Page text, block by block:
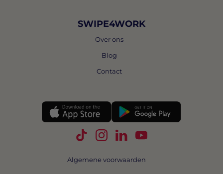
SWIPE4WORK
Over ons
Blog
Contact
Volg Swipe4Work op TikTok
Volg Swipe4Work op
Volg Swipe4Work op
Volg Swipe4Work
Algemene voorwaarden